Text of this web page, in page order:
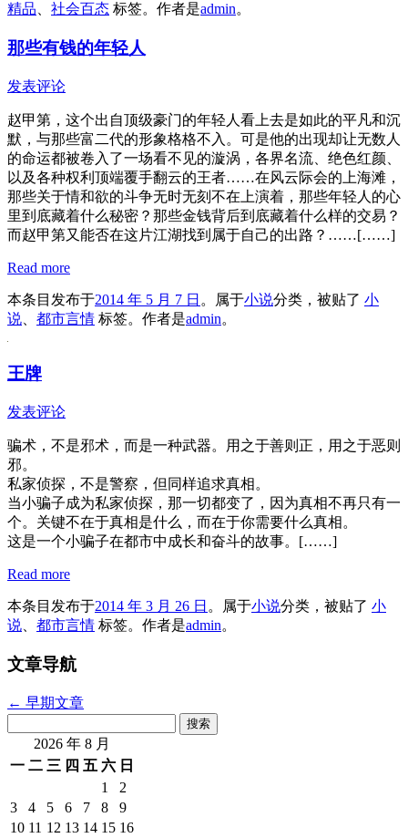
精品
社会百态 标签。 作者是admin。
那些有钱的年轻人
发表评论
赵甲第，这个出自顶级豪门的年轻人看上去是如此的平凡和沉
默，与那些富二代的形象格格不入。可是他的出现却让无数人
的命运都被卷入了一场看不见的漩涡，各界名流、绝色红颜、
以及各种权利顶端覆手翻云的王者……在风云际会的上海滩，
那些关于情和欲的斗争无时无刻不在上演着，那些年轻人的心
里到底藏着什么秘密？那些金钱背后到底藏着什么样的交易？
而赵甲第又能否在这片江湖找到属于自己的出路？……[……]
Read more
本条目发布于2014 年 5 月 7 日 。属于小说分类，被贴了 小
说
都市言情 标签。 作者是admin。
王牌
发表评论
骗术，不是邪术，而是一种武器。用之于善则正，用之于恶则
邪。
私家侦探，不是警察，但同样追求真相。
当小骗子成为私家侦探，那一切都变了，因为真相不再只有一
个。关键不在于真相是什么，而在于你需要什么真相。
这是一个小骗子在都市中成长和奋斗的故事。[……]
Read more
本条目发布于2014 年 3 月 26 日 。属于小说分类，被贴了 小
说
都市言情 标签。 作者是admin。
文章导航
← 早期文章
索：2026 年 8 月
一 二 三 四 五 六 日
1
2
3
4 5 6 7 8
9
10 11 12 13 14 15 16